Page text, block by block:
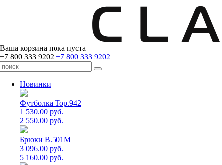
Ваша корзина пока пуста
+7 800 333 9202 +7 800 333 9202
Новинки
Футболка Top.942
1 530.00 руб.
2 550.00 руб.
Брюки B.501M
3 096.00 руб.
5 160.00 руб.